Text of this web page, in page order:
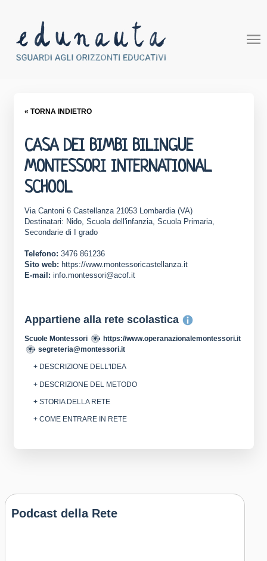
« TORNA INDIETRO
CASA DEI BIMBI BILINGUE
MONTESSORI INTERNATIONAL
SCHOOL
Via Cantoni 6 Castellanza 21053 Lombardia (VA)
Destinatari: Nido, Scuola dell'infanzia, Scuola Primaria,
Secondarie di I grado
Telefono: 3476 861236
Sito web: https://www.montessoricastellanza.it
E-mail: info.montessori@acof.it
Appartiene alla rete scolastica
Scuole Montessori
https://www.operanazionalemontessori.it
segreteria@montessori.it
+ DESCRIZIONE DELL'IDEA
+ DESCRIZIONE DEL METODO
+ STORIA DELLA RETE
+ COME ENTRARE IN RETE
Podcast della Rete